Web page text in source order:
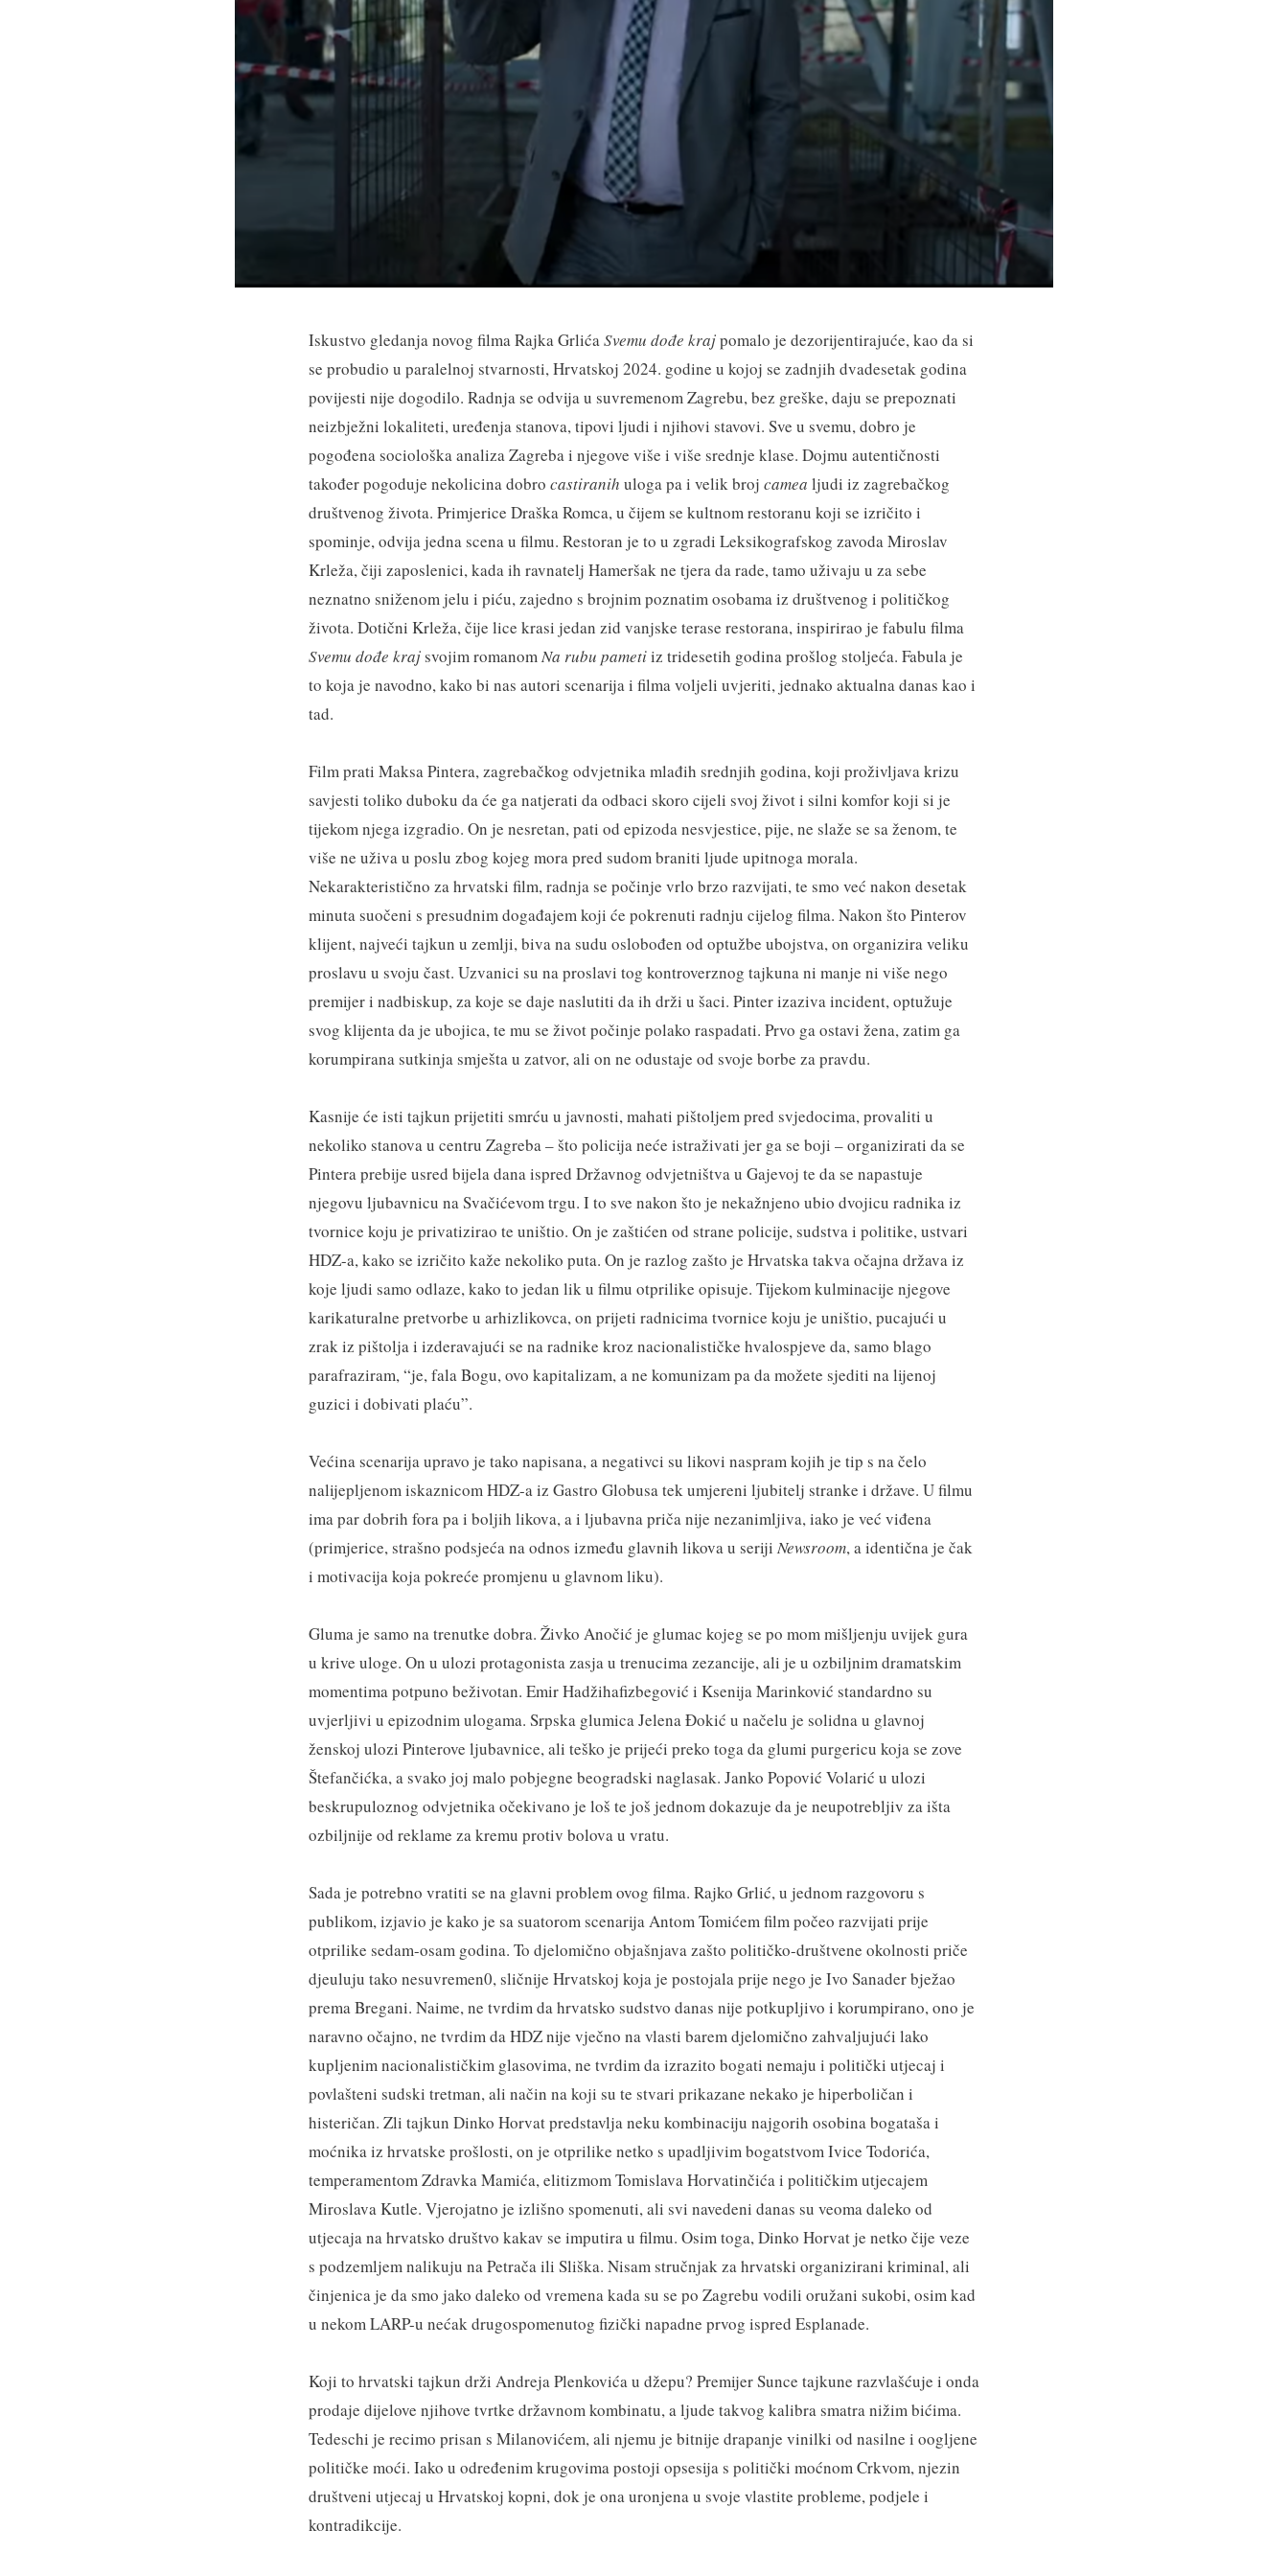
Iskustvo gledanja novog filma Rajka GrlićaSvemu dođe krajpomalo je dezorijentirajuće, kao da si
se probudio u paralelnoj stvarnosti, Hrvatskoj 2024. godine u kojoj se zadnjih dvadesetak godina
povijesti nije dogodilo. Radnja se odvija u suvremenom Zagrebu, bez greške, daju se prepoznati
neizbježni lokaliteti, uređenja stanova, tipovi ljudi i njihovi stavovi. Sve u svemu, dobro je
pogođena sociološka analiza Zagreba i njegove više i više srednje klase. Dojmu autentičnosti
također pogoduje nekolicina dobro castiranih uloga pa i velik broj camea ljudi iz zagrebačkog
društvenog života. Primjerice Draška Romca, u čijem se kultnom restoranu koji se izričito i
spominje, odvija jedna scena u filmu. Restoran je to u zgradi Leksikografskog zavoda Miroslav
Krleža, čiji zaposlenici, kada ih ravnatelj Hameršak ne tjera da rade, tamo uživaju u za sebe
neznatno sniženom jelu i piću, zajedno s brojnim poznatim osobama iz društvenog i političkog
života. Dotični Krleža, čije lice krasi jedan zid vanjske terase restorana, inspirirao je fabulu filma
Svemu dođe krajsvojim romanomNa rubu pametiiz tridesetih godina prošlog stoljeća. Fabula je
to koja je navodno, kako bi nas autori scenarija i filma voljeli uvjeriti, jednako aktualna danas kao i
tad.
Film prati Maksa Pintera, zagrebačkog odvjetnika mlađih srednjih godina, koji proživljava krizu
savjesti toliko duboku da će ga natjerati da odbaci skoro cijeli svoj život i silni komfor koji si je
tijekom njega izgradio. On je nesretan, pati od epizoda nesvjestice, pije, ne slaže se sa ženom, te
više ne uživa u poslu zbog kojeg mora pred sudom braniti ljude upitnoga morala.
Nekarakteristično za hrvatski film, radnja se počinje vrlo brzo razvijati, te smo već nakon desetak
minuta suočeni s presudnim događajem koji će pokrenuti radnju cijelog filma. Nakon što Pinterov
klijent, najveći tajkun u zemlji, biva na sudu oslobođen od optužbe ubojstva, on organizira veliku
proslavu u svoju čast. Uzvanici su na proslavi tog kontroverznog tajkuna ni manje ni više nego
premijer i nadbiskup, za koje se daje naslutiti da ih drži u šaci. Pinter izaziva incident, optužuje
svog klijenta da je ubojica, te mu se život počinje polako raspadati. Prvo ga ostavi žena, zatim ga
korumpirana sutkinja smješta u zatvor, ali on ne odustaje od svoje borbe za pravdu.
Kasnije će isti tajkun prijetiti smrću u javnosti, mahati pištoljem pred svjedocima, provaliti u
nekoliko stanova u centru Zagreba – što policija neće istraživati jer ga se boji – organizirati da se
Pintera prebije usred bijela dana ispred Državnog odvjetništva u Gajevoj te da se napastuje
njegovu ljubavnicu na Svačićevom trgu. I to sve nakon što je nekažnjeno ubio dvojicu radnika iz
tvornice koju je privatizirao te uništio. On je zaštićen od strane policije, sudstva i politike, ustvari
HDZ-a, kako se izričito kaže nekoliko puta. On je razlog zašto je Hrvatska takva očajna država iz
koje ljudi samo odlaze, kako to jedan lik u filmu otprilike opisuje. Tijekom kulminacije njegove
karikaturalne pretvorbe u arhizlikovca, on prijeti radnicima tvornice koju je uništio, pucajući u
zrak iz pištolja i izderavajući se na radnike kroz nacionalističke hvalospjeve da, samo blago
parafraziram, “je, fala Bogu, ovo kapitalizam, a ne komunizam pa da možete sjediti na lijenoj
guzici i dobivati plaću”.
Većina scenarija upravo je tako napisana, a negativci su likovi naspram kojih je tip s na čelo
nalijepljenom iskaznicom HDZ-a iz Gastro Globusa tek umjereni ljubitelj stranke i države. U filmu
ima par dobrih fora pa i boljih likova, a i ljubavna priča nije nezanimljiva, iako je već viđena
(primjerice, strašno podsjeća na odnos između glavnih likova u seriji Newsroom, a identična je čak
i motivacija koja pokreće promjenu u glavnom liku).
Gluma je samo na trenutke dobra. Živko Anočić je glumac kojeg se po mom mišljenju uvijek gura
u krive uloge. On u ulozi protagonista zasja u trenucima zezancije, ali je u ozbiljnim dramatskim
momentima potpuno beživotan. Emir Hadžihafizbegović i Ksenija Marinković standardno su
uvjerljivi u epizodnim ulogama. Srpska glumica Jelena Đokić u načelu je solidna u glavnoj
ženskoj ulozi Pinterove ljubavnice, ali teško je prijeći preko toga da glumi purgericu koja se zove
Štefančićka, a svako joj malo pobjegne beogradski naglasak. Janko Popović Volarić u ulozi
beskrupuloznog odvjetnika očekivano je loš te još jednom dokazuje da je neupotrebljiv za išta
ozbiljnije od reklame za kremu protiv bolova u vratu.
Sada je potrebno vratiti se na glavni problem ovog filma. Rajko Grlić, u jednom razgovoru s
publikom, izjavio je kako je sa suatorom scenarija Antom Tomićem film počeo razvijati prije
otprilike sedam-osam godina. To djelomično objašnjava zašto političko-društvene okolnosti priče
djeuluju tako nesuvremen0, sličnije Hrvatskoj koja je postojala prije nego je Ivo Sanader bježao
prema Bregani. Naime, ne tvrdim da hrvatsko sudstvo danas nije potkupljivo i korumpirano, ono je
naravno očajno, ne tvrdim da HDZ nije vječno na vlasti barem djelomično zahvaljujući lako
kupljenim nacionalističkim glasovima, ne tvrdim da izrazito bogati nemaju i politički utjecaj i
povlašteni sudski tretman, ali način na koji su te stvari prikazane nekako je hiperboličan i
histeričan. Zli tajkun Dinko Horvat predstavlja neku kombinaciju najgorih osobina bogataša i
moćnika iz hrvatske prošlosti, on je otprilike netko s upadljivim bogatstvom Ivice Todorića,
temperamentom Zdravka Mamića, elitizmom Tomislava Horvatinčića i političkim utjecajem
Miroslava Kutle. Vjerojatno je izlišno spomenuti, ali svi navedeni danas su veoma daleko od
utjecaja na hrvatsko društvo kakav se imputira u filmu. Osim toga, Dinko Horvat je netko čije veze
s podzemljem nalikuju na Petrača ili Sliška. Nisam stručnjak za hrvatski organizirani kriminal, ali
činjenica je da smo jako daleko od vremena kada su se po Zagrebu vodili oružani sukobi, osim kad
u nekom LARP-u nećak drugospomenutog fizički napadne prvog ispred Esplanade.
Koji to hrvatski tajkun drži Andreja Plenkovića u džepu? Premijer Sunce tajkune razvlašćuje i onda
prodaje dijelove njihove tvrtke državnom kombinatu, a ljude takvog kalibra smatra nižim bićima.
Tedeschi je recimo prisan s Milanovićem, ali njemu je bitnije drapanje vinilki od nasilne i oogljene
političke moći. Iako u određenim krugovima postoji opsesija s politički moćnom Crkvom, njezin
društveni utjecaj u Hrvatskoj kopni, dok je ona uronjena u svoje vlastite probleme, podjele i
kontradikcije.